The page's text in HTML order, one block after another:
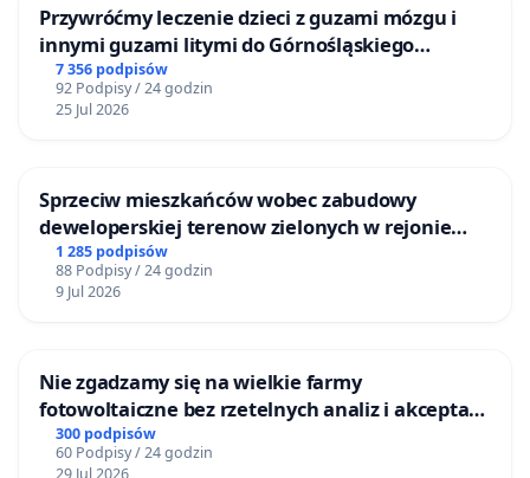
Przywróćmy leczenie dzieci z guzami mózgu i
innymi guzami litymi do Górnośląskiego
Centrum Zdrowia Dziecka w Katowicach
7 356 podpisów
92 Podpisy / 24 godzin
25 Jul 2026
Sprzeciw mieszkańców wobec zabudowy
deweloperskiej terenow zielonych w rejonie
Bulwarów Straceńskich w Bielsku-Białej
1 285 podpisów
88 Podpisy / 24 godzin
9 Jul 2026
Nie zgadzamy się na wielkie farmy
fotowoltaiczne bez rzetelnych analiz i akceptacji
mieszkańców
300 podpisów
60 Podpisy / 24 godzin
29 Jul 2026